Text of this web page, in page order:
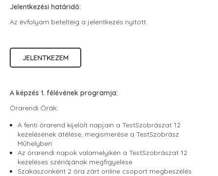
Jelentkezési határidő:
Az évfolyam beteltéig a jelentkezés nyitott.
JELENTKEZEM
A képzés 1. félévének programja:
Órarendi Órák:
A fenti órarend kijelölt napjain a TestSzobrászat 12
kezelésének átélése, megismerése a TestSzobrász
Műhelyben
Az órarendi napok valamelyikén a TestSzobrászat 12
kezeléses szériájának megfigyelése
Szakaszonként 2 óra zárt online csoport megbeszélés